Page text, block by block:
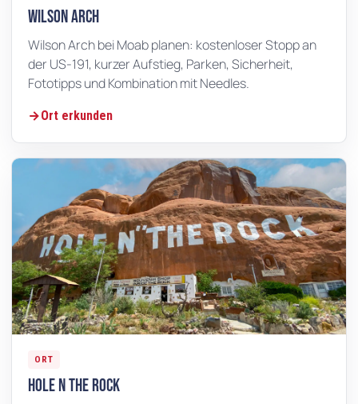
Wilson Arch
Wilson Arch bei Moab planen: kostenloser Stopp an
der US-191, kurzer Aufstieg, Parken, Sicherheit,
Fototipps und Kombination mit Needles.
Ort erkunden
ORT
Hole N The Rock